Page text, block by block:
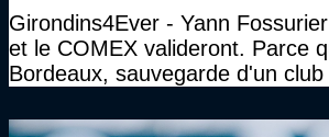
Girondins4Ever - Yann
et le COMEX valideront. Parce
Bordeaux, sauvegarde d'un club